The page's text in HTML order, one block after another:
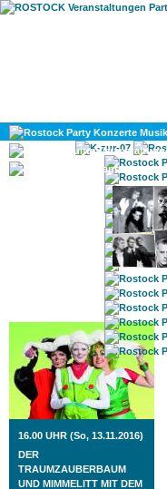
ROSTOCK TAGESTIPP
16.00 UHR (So, 13.11.2016)
DER
TRAUMZAUBERBAUM
UND MIMMELITT MIT DEM